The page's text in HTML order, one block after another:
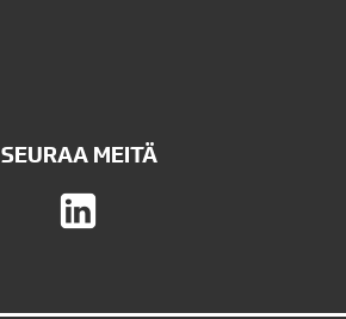
SEURAA MEITÄ